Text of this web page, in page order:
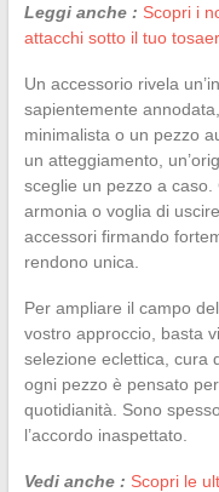
Leggi anche : Scopri i
attacchi sotto il tuo
Un accessorio rivela
sapientemente
minimalista o un pezzo
un atteggiamento,
sceglie un pezzo a caso.
armonia o voglia di
accessori firmando
rendono unica.
Per ampliare il campo
vostro approccio, basta
selezione eclettica, cura
ogni pezzo è pensato
quotidianità. Sono
l’accordo inaspettato.
Vedi anche : Scopri le